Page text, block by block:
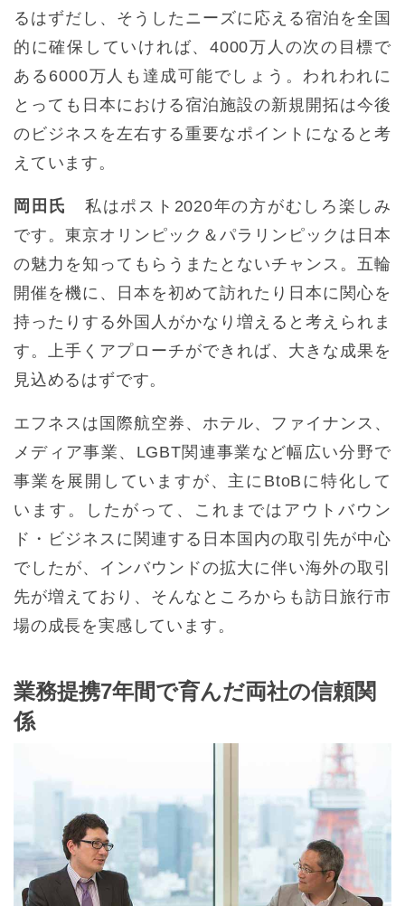
るはずだし、そうしたニーズに応える宿泊を全国
的に確保していければ、4000万人の次の目標で
ある6000万人も達成可能でしょう。われわれに
とっても日本における宿泊施設の新規開拓は今後
のビジネスを左右する重要なポイントになると考
えています。
岡田氏
私はポスト2020年の方がむしろ楽しみ
です。東京オリンピック＆パラリンピックは日本
の魅力を知ってもらうまたとないチャンス。五輪
開催を機に、日本を初めて訪れたり日本に関心を
持ったりする外国人がかなり増えると考えられま
す。上手くアプローチができれば、大きな成果を
見込めるはずです。
エフネスは国際航空券、ホテル、ファイナンス、
メディア事業、LGBT関連事業など幅広い分野で
事業を展開していますが、主にBtoBに特化して
います。したがって、これまではアウトバウン
ド・ビジネスに関連する日本国内の取引先が中心
でしたが、インバウンドの拡大に伴い海外の取引
先が増えており、そんなところからも訪日旅行市
場の成長を実感しています。
業務提携7年間で育んだ両社の信頼関
係